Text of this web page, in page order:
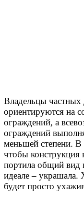
Владельцы
ориентируются на
ограждений, а
ограждений
меньшей степени. В
чтобы конструкция
портила общий вид
идеале – украшала.
будет просто